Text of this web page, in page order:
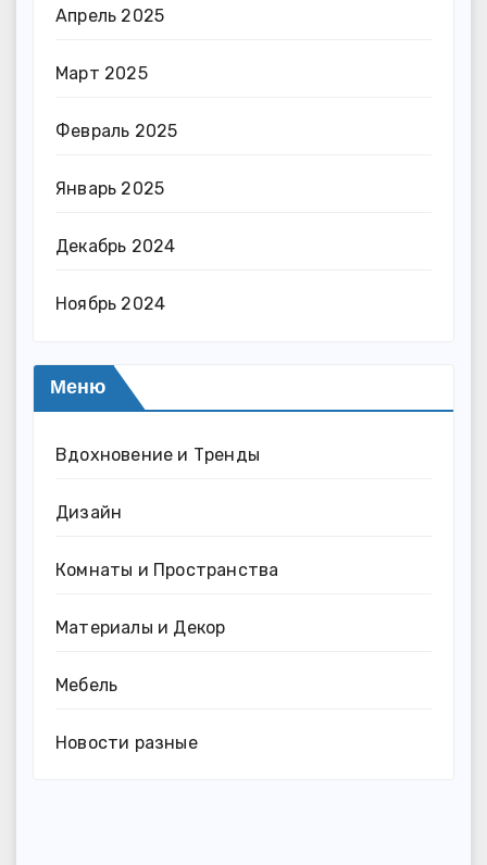
Апрель 2025
Март 2025
Февраль 2025
Январь 2025
Декабрь 2024
Ноябрь 2024
Меню
Вдохновение и Тренды
Дизайн
Комнаты и Пространства
Материалы и Декор
Мебель
Новости разные